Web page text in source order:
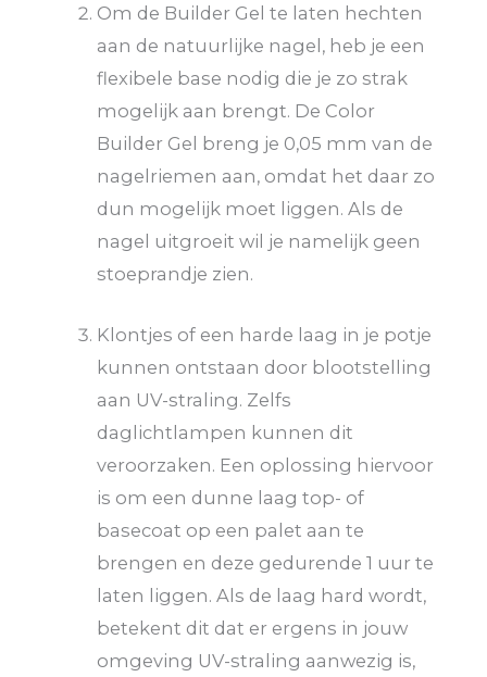
Om de Builder Gel te laten hechten
aan de natuurlijke nagel, heb je een
flexibele base nodig die je zo strak
mogelijk aan brengt. De Color
Builder Gel breng je 0,05 mm van de
nagelriemen aan, omdat het daar zo
dun mogelijk moet liggen. Als de
nagel uitgroeit wil je namelijk geen
stoeprandje zien.
Klontjes of een harde laag in je potje
kunnen ontstaan door blootstelling
aan UV-straling. Zelfs
daglichtlampen kunnen dit
veroorzaken. Een oplossing hiervoor
is om een dunne laag top- of
basecoat op een palet aan te
brengen en deze gedurende 1 uur te
laten liggen. Als de laag hard wordt,
betekent dit dat er ergens in jouw
omgeving UV-straling aanwezig is,